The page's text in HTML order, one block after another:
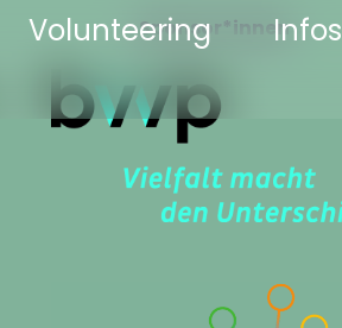
Volunteering Infos
Sponsor*innen